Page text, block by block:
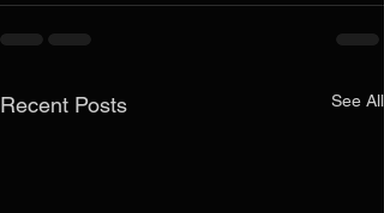
Recent Posts See All